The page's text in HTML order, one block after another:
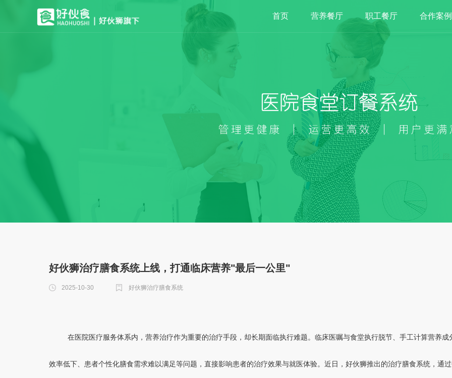
首页 营养餐厅 职工餐厅 合作案例
好伙狮治疗膳食系统上线，打通临床营养"最后一公里"
2025-10-30 好伙狮治疗膳食系统
在医院医疗服务体系内，营养治疗作为重要的治疗手段，却长期面临执行难题。临床医嘱与食堂执行脱节、手工计算营养成
效率低下、患者个性化膳食需求难以满足等问题，直接影响患者的治疗效果与就医体验。近日，好伙狮推出的治疗膳食系统，通